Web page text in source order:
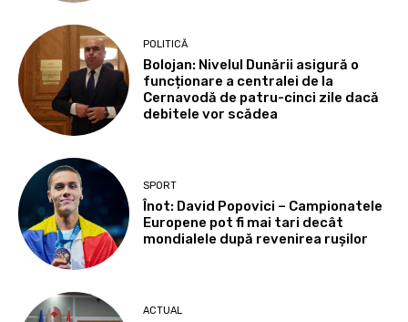
POLITICĂ
Bolojan: Nivelul Dunării asigură o
funcționare a centralei de la
Cernavodă de patru-cinci zile dacă
debitele vor scădea
SPORT
Înot: David Popovici – Campionatele
Europene pot fi mai tari decât
mondialele după revenirea rușilor
ACTUAL